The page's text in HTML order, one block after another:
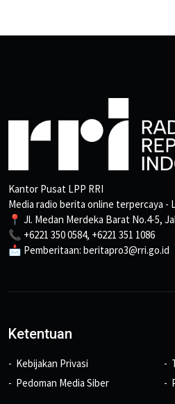
Kantor Pusat LPP RRI
Media radio berita online terpercaya -
📍 Jl. Medan Merdeka Barat No.4-5,
📞 +6221 350 0584, +6221 351 1086
📩 Pemberitaan: beritapro3@rri.go.id
Ketentuan
Kebijakan Privasi
Pedoman Media Siber